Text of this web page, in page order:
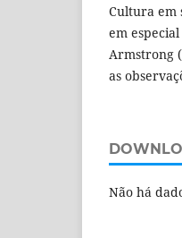
Cultura em
em
Armstrong
as
Não há